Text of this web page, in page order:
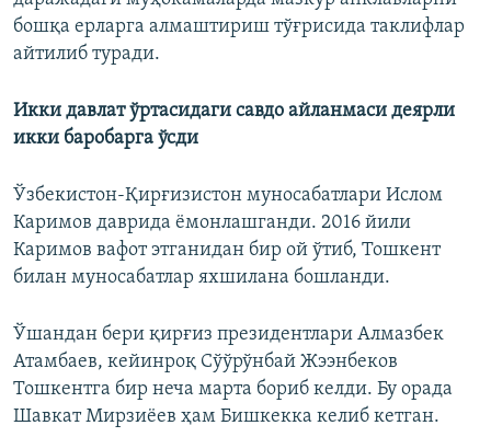
бошқа ерларга алмаштириш тўғрисида таклифлар
айтилиб туради.
Икки давлат ўртасидаги савдо айланмаси деярли
икки баробарга ўсди
Ўзбекистон-Қирғизистон муносабатлари Ислом
Каримов даврида ёмонлашганди. 2016 йили
Каримов вафот этганидан бир ой ўтиб, Тошкент
билан муносабатлар яхшилана бошланди.
Ўшандан бери қирғиз президентлари Алмазбек
Атамбаев, кейинроқ Сўўрўнбай Жээнбеков
Тошкентга бир неча марта бориб келди. Бу орада
Шавкат Мирзиёев ҳам Бишкекка келиб кетган.